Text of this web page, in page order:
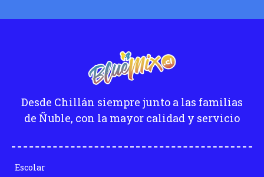
Desde Chillán siempre junto a las familias
de Ñuble, con la mayor calidad y servicio
Escolar